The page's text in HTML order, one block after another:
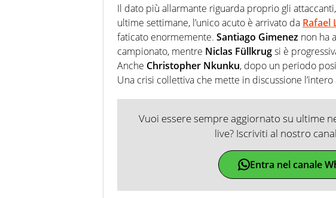
Il dato più allarmante riguarda proprio gli
ultime settimane, l’unico acuto è arrivato da Rafael
faticato enormemente. Santiago Gimenez non ha
campionato, mentre Niclas Füllkrugsi è
Anche Christopher Nkunku, dopo un periodo
Una crisi collettiva che mette in discussione
Vuoi essere sempre aggiornato su ultime
live? Iscriviti al nostro
Entra nel canale